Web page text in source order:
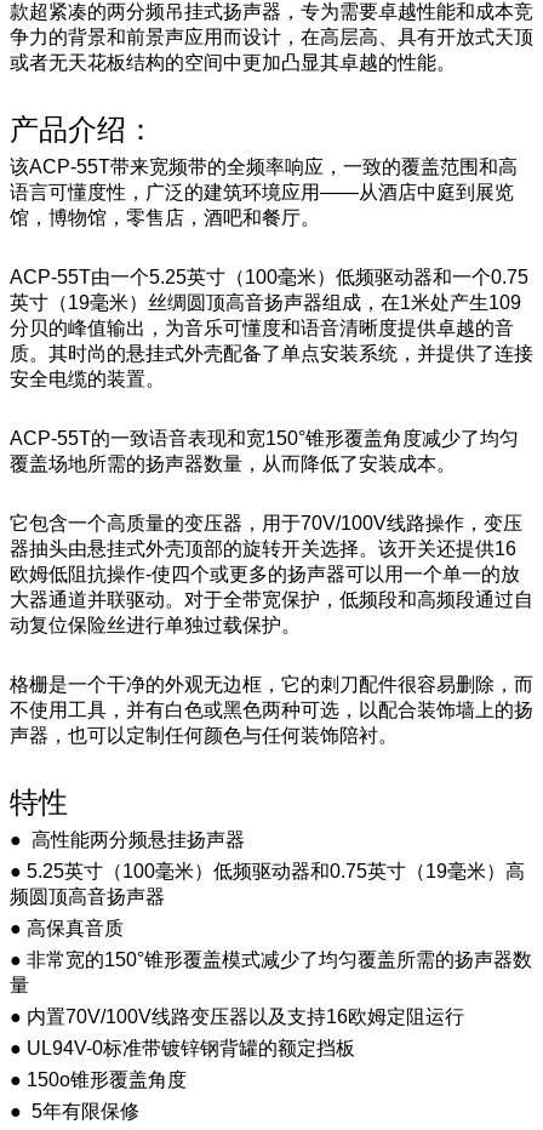
款超紧凑的两分频吊挂式扬声器，专为需要卓越性能和成本竞
争力的背景和前景声应用而设计，在高层高、具有开放式天顶
或者无天花板结构的空间中更加凸显其卓越的性能。
产品介绍：
该ACP-55T带来宽频带的全频率响应，一致的覆盖范围和高
语言可懂度性，广泛的建筑环境应用——从酒店中庭到展览
馆，博物馆，零售店，酒吧和餐厅。
ACP-55T由一个5.25英寸（100毫米）低频驱动器和一个0.75
英寸（19毫米）丝绸圆顶高音扬声器组成，在1米处产生109
分贝的峰值输出，为音乐可懂度和语音清晰度提供卓越的音
质。其时尚的悬挂式外壳配备了单点安装系统，并提供了连接
安全电缆的装置。
ACP-55T的一致语音表现和宽150°锥形覆盖角度减少了均匀
覆盖场地所需的扬声器数量，从而降低了安装成本。
它包含一个高质量的变压器，用于70V/100V线路操作，变压
器抽头由悬挂式外壳顶部的旋转开关选择。该开关还提供16
欧姆低阻抗操作-使四个或更多的扬声器可以用一个单一的放
大器通道并联驱动。对于全带宽保护，低频段和高频段通过自
动复位保险丝进行单独过载保护。
格栅是一个干净的外观无边框，它的刺刀配件很容易删除，而
不使用工具，并有白色或黑色两种可选，以配合装饰墙上的扬
声器，也可以定制任何颜色与任何装饰陪衬。
特性
● 高性能两分频悬挂扬声器
● 5.25英寸（100毫米）低频驱动器和0.75英寸（19毫米）高
频圆顶高音扬声器
● 高保真音质
● 非常宽的150°锥形覆盖模式减少了均匀覆盖所需的扬声器数
量
● 内置70V/100V线路变压器以及支持16欧姆定阻运行
● UL94V-0标准带镀锌钢背罐的额定挡板
● 150o锥形覆盖角度
● 5年有限保修